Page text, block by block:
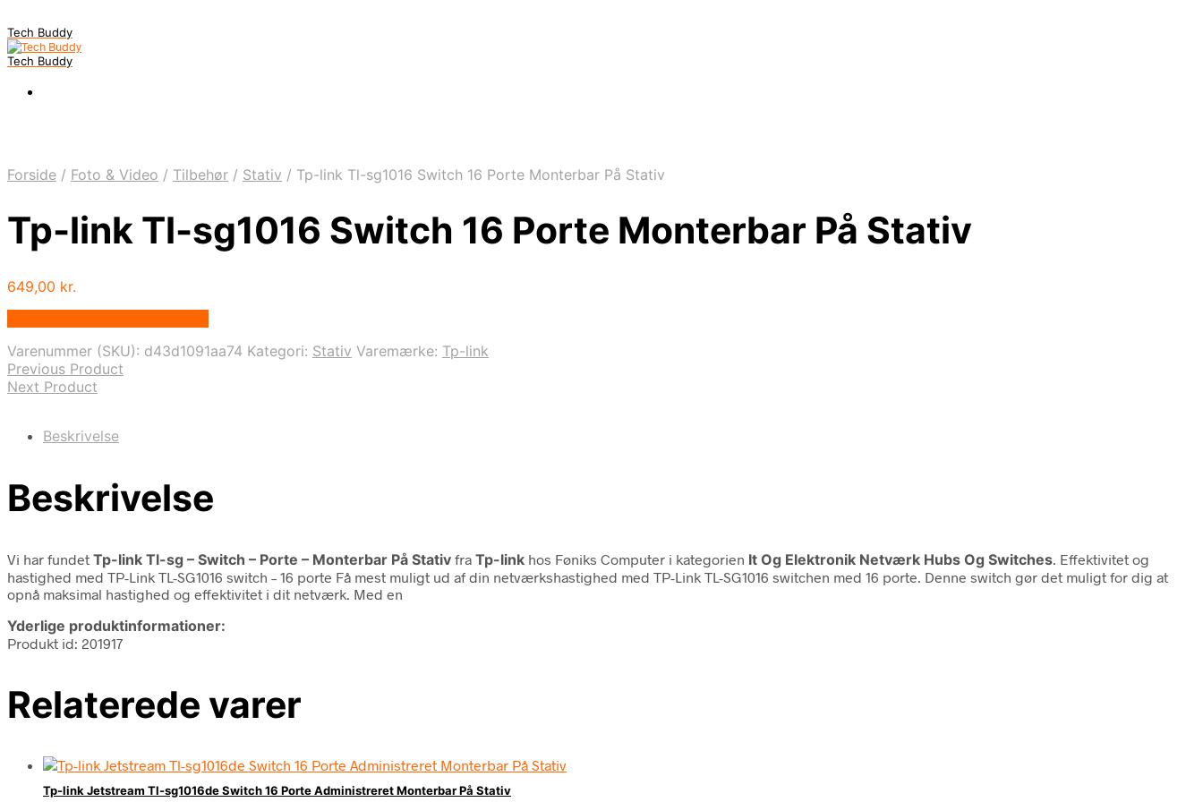
Tech Buddy
Tech Buddy
Forside / Foto & Video / Tilbehør / Stativ / Tp-link Tl-sg1016 Switch 16 Porte Monterbar På Stativ
Tp-link Tl-sg1016 Switch 16 Porte Monterbar På Stativ
649,00 kr.
Varenummer (SKU): d43d1091aa74 Kategori: Stativ Varemærke: Tp-link
Previous Product
Next Product
Beskrivelse
Beskrivelse
Vi har fundet Tp-link Tl-sg – Switch – Porte – Monterbar På Stativ fra Tp-link hos Føniks Computer i kategorien It Og Elektronik Netværk Hubs Og Switches . Effektivitet og
hastighed med TP-Link TL-SG1016 switch – 16 porte Få mest muligt ud af din netværkshastighed med TP-Link TL-SG1016 switchen med 16 porte. Denne switch gør det muligt for dig at
opnå maksimal hastighed og effektivitet i dit netværk. Med en
Yderlige produktinformationer:
Produkt id: 201917
Relaterede varer
Tp-link Jetstream Tl-sg1016de Switch 16 Porte Administreret Monterbar På Stativ